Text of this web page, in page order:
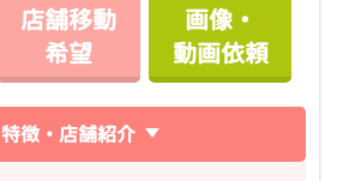
店舗移動
希望
画像・
動画依頼
特徴・店舗紹介